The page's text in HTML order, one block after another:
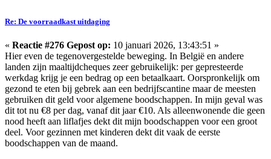
Re: De voorraadkast uitdaging
« Reactie #276 Gepost op: 10 januari 2026, 13:43:51 »
Hier even de tegenovergestelde beweging. In België en andere
landen zijn maaltijdcheques zeer gebruikelijk: per gepresteerde
werkdag krijg je een bedrag op een betaalkaart. Oorspronkelijk om
gezond te eten bij gebrek aan een bedrijfscantine maar de meesten
gebruiken dit geld voor algemene boodschappen. In mijn geval was
dit tot nu €8 per dag, vanaf dit jaar €10. Als alleenwonende die geen
nood heeft aan liflafjes dekt dit mijn boodschappen voor een groot
deel. Voor gezinnen met kinderen dekt dit vaak de eerste
boodschappen van de maand.